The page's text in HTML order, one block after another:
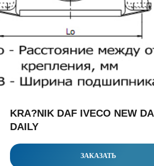
KRA?NIK DAF IVECO NEW
DAILY
ЗАКАЗАТЬ